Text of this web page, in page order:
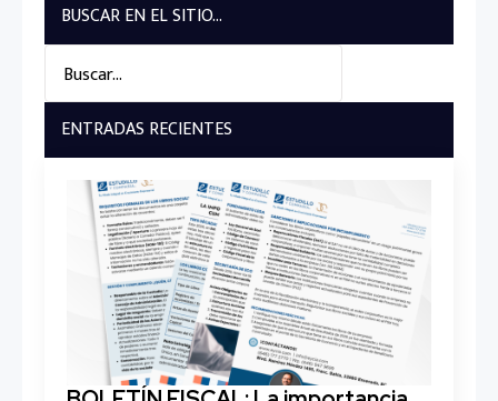
BUSCAR EN EL SITIO...
for:
ENTRADAS RECIENTES